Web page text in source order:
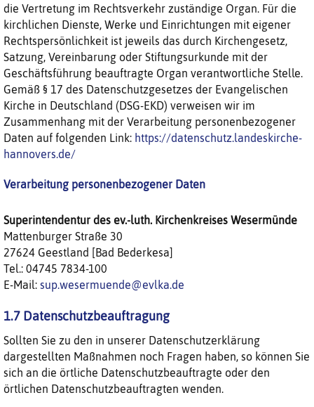
die Vertretung im Rechtsverkehr zuständige Organ. Für die
kirchlichen Dienste, Werke und Einrichtungen mit eigener
Rechtspersönlichkeit ist jeweils das durch Kirchengesetz,
Satzung, Vereinbarung oder Stiftungsurkunde mit der
Geschäftsführung beauftragte Organ verantwortliche Stelle.
Gemäß § 17 des Datenschutzgesetzes der Evangelischen
Kirche in Deutschland (DSG-EKD) verweisen wir im
Zusammenhang mit der Verarbeitung personenbezogener
Daten auf folgenden Link: https://datenschutz.landeskirche-
hannovers.de/
Verarbeitung personenbezogener Daten
Superintendentur des ev.-luth. Kirchenkreises Wesermünde
Mattenburger Straße 30
27624 Geestland [Bad Bederkesa]
Tel.: 04745 7834-100
E-Mail: sup.wesermuende@evlka.de
1.7 Datenschutzbeauftragung
Sollten Sie zu den in unserer Datenschutzerklärung
dargestellten Maßnahmen noch Fragen haben, so können Sie
sich an die örtliche Datenschutzbeauftragte oder den
örtlichen Datenschutzbeauftragten wenden.